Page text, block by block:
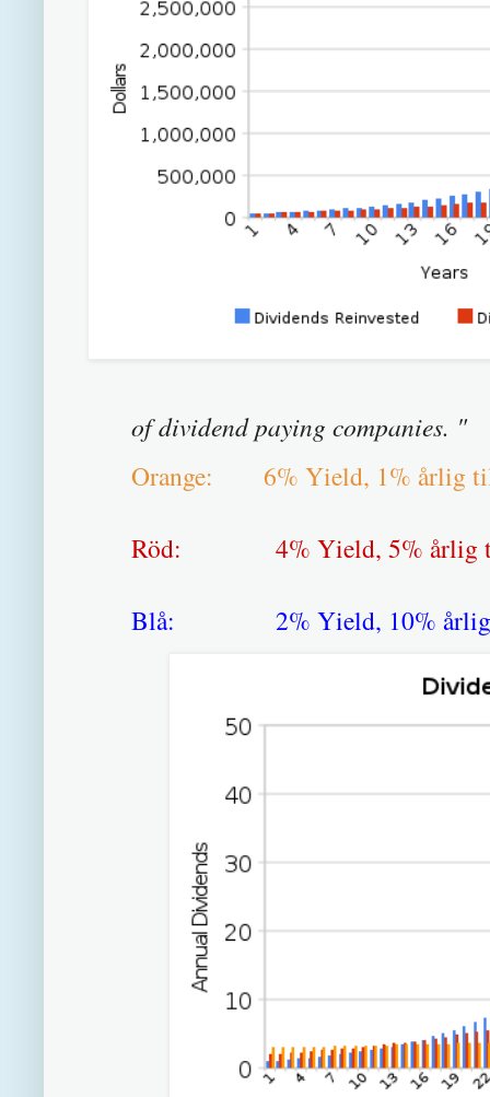
of dividend paying companies. "
Orange: 6% Yield, 1% årlig
Röd: 4% Yield, 5% årlig
Blå: 2% Yield, 10% årlig